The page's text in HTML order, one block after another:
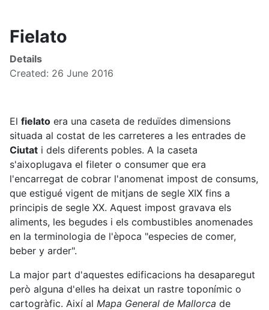
Fielato
Details
Created: 26 June 2016
El fielato era una caseta de reduïdes dimensions
situada al costat de les carreteres a les entrades de
Ciutat i dels diferents pobles. A la caseta
s'aixoplugava el fileter o consumer que era
l'encarregat de cobrar l'anomenat impost de consums,
que estigué vigent de mitjans de segle XIX fins a
principis de segle XX. Aquest impost gravava els
aliments, les begudes i els combustibles anomenades
en la terminologia de l'època "especies de comer,
beber y arder".
La major part d'aquestes edificacions ha desaparegut
però alguna d'elles ha deixat un rastre toponímic o
cartogràfic. Així al Mapa General de Mallorca de